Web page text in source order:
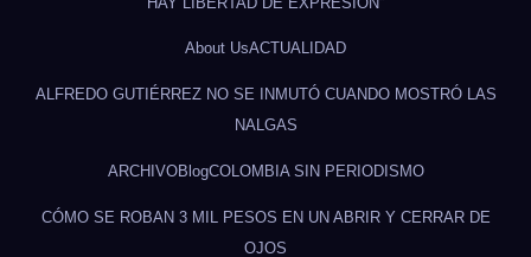
About UsACTUALIDAD
ALFREDO GUTIÉRREZ NO SE INMUTÓ CUANDO MOSTRÓ LAS
NALGAS
ARCHIVOBlogCOLOMBIA SIN PERIODISMO
CÓMO SE ROBAN 3 MIL PESOS EN UN ABRIR Y CERRAR DE
OJOS